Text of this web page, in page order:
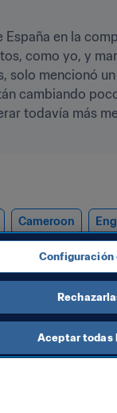
España en la
como yo, y
solo mencionó
cambiando
todavía más
Cameroon
Configuración
Aceptar todas